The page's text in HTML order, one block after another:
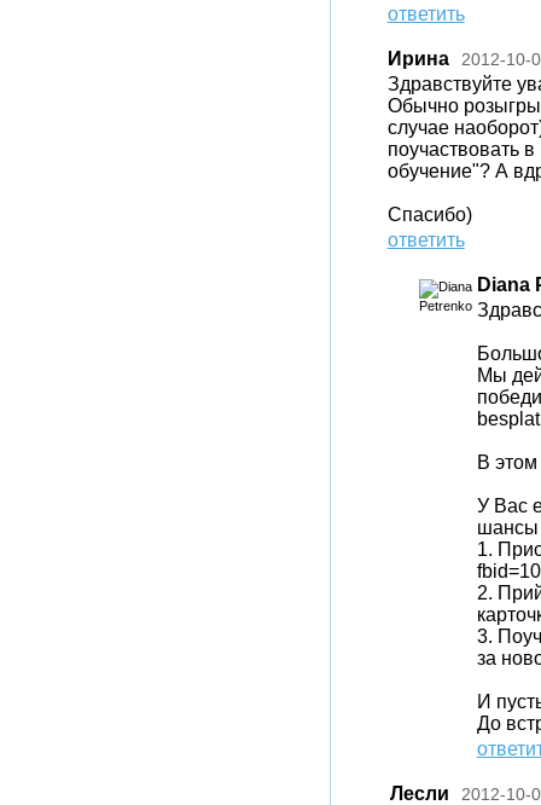
ответить
Ирина 2012-10-
Здравствуйте
Обычно
случае
поучаствовать
обучение"? А
Спасибо)
ответить
Diana
Мы
В этом
У Вас
шансы
1.
2.
3.
за
И
До
Лесли 2012-10-